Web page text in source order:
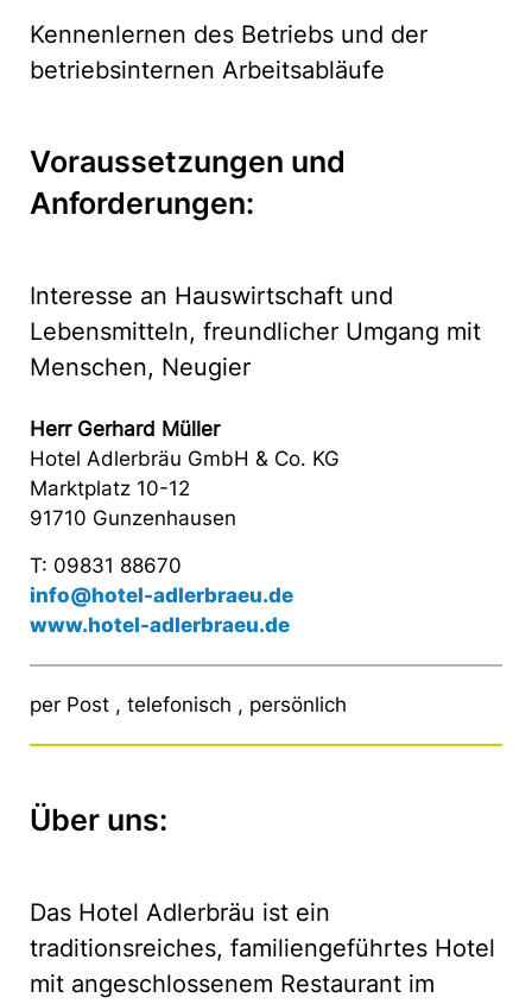
Kennenlernen des Betriebs und der
betriebsinternen Arbeitsabläufe
Voraussetzungen und
Anforderungen:
Interesse an Hauswirtschaft und
Lebensmitteln, freundlicher Umgang mit
Menschen, Neugier
Herr Gerhard Müller
Hotel Adlerbräu GmbH & Co. KG
Marktplatz 10-12
91710 Gunzenhausen
T: 09831 88670
info@hotel-adlerbraeu.de
www.hotel-adlerbraeu.de
per Post , telefonisch , persönlich
Über uns:
Das Hotel Adlerbräu ist ein
traditionsreiches, familiengeführtes Hotel
mit angeschlossenem Restaurant im